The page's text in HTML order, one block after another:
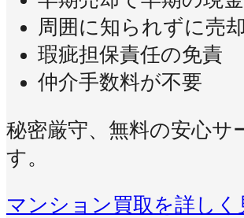
周囲に知られずに売
瑕疵担保責任の免責
仲介手数料が不要
秘密厳守、無料の安心サ
す。
マンション買取を詳しく